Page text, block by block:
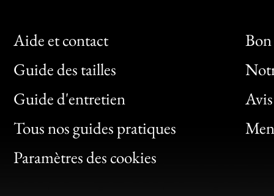
Aide et contact
Guide des tailles
Guide d'entretien
Tous nos guides pratiques
Paramètres des cookies
Bon
Clic